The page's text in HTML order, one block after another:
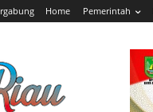
Home Pemerintah